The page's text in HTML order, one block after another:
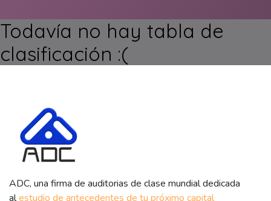
Todavía no hay tabla de
clasificación :(
ADC, una firma de auditorias de clase mundial dedicada
alestudio de antecedentes de tu próximo capital